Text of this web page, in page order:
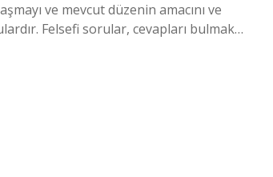
ve mevcut düzenin amacını ve
Felsefi sorular, cevapları bulmak…